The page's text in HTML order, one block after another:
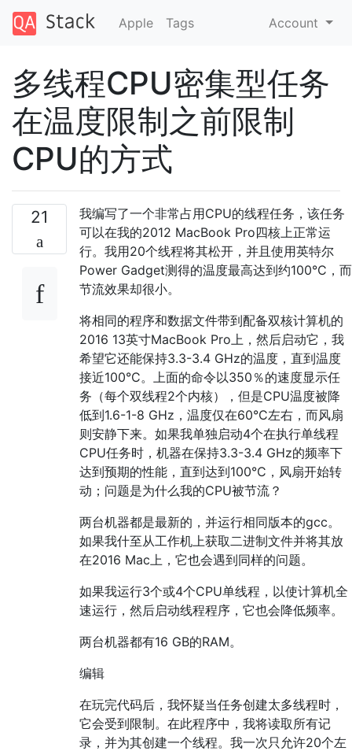
Apple Tags Account
多线程CPU密集型任务
在温度限制之前限制
CPU的方式
21
我编写了一个非常占用CPU的线程任务，该任务
可以在我的2012 MacBook Pro四核上正常运
行。我用20个线程将其松开，并且使用英特尔
Power Gadget测得的温度最高达到约100°C，而
节流效果却很小。
将相同的程序和数据文件带到配备双核计算机的
2016 13英寸MacBook Pro上，然后启动它，我
希望它还能保持3.3-3.4 GHz的温度，直到温度
接近100°C。上面的命令以350％的速度显示任
务（每个双线程2个内核），但是CPU温度被降
低到1.6-1-8 GHz，温度仅在60°C左右，而风扇
则安静下来。如果我单独启动4个在执行单线程
CPU任务时，机器在保持3.3-3.4 GHz的频率下
达到预期的性能，直到达到100°C，风扇开始转
动；问题是为什么我的CPU被节流？
两台机器都是最新的，并运行相同版本的gcc。
如果我什至从工作机上获取二进制文件并将其放
在2016 Mac上，它也会遇到同样的问题。
如果我运行3个或4个CPU单线程，以使计算机全
速运行，然后启动线程程序，它也会降低频率。
两台机器都有16 GB的RAM。
编辑
在玩完代码后，我怀疑当任务创建太多线程时，
它会受到限制。在此程序中，我将读取所有记
录，并为其创建一个线程。我一次只允许20个左